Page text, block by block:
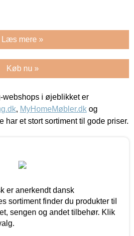
Læs mere »
Køb nu »
i øjeblikket er
, MyHomeMøbler.dk og
har et stort sortiment til gode priser.
er anerkendt dansk
sortiment finder du produkter til
sengen og andet tilbehør. Klik